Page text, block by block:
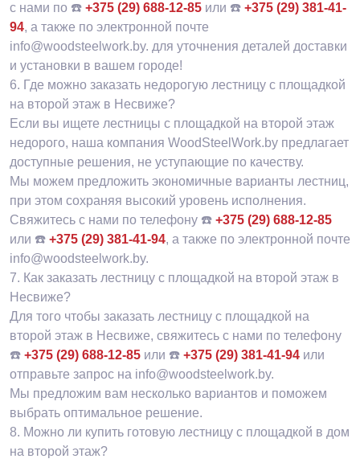
с нами по ☎️ +375 (29) 688-12-85 или ☎️ +375 (29) 381-41-
94, а также по электронной почте
info@woodsteelwork.by. для уточнения деталей доставки
и установки в вашем городе!
6. Где можно заказать недорогую лестницу с площадкой
на второй этаж в Несвиже?
Если вы ищете лестницы с площадкой на второй этаж
недорого, наша компания WoodSteelWork.by предлагает
доступные решения, не уступающие по качеству.
Мы можем предложить экономичные варианты лестниц,
при этом сохраняя высокий уровень исполнения.
Свяжитесь с нами по телефону ☎️ +375 (29) 688-12-85
или ☎️ +375 (29) 381-41-94, а также по электронной почте
info@woodsteelwork.by.
7. Как заказать лестницу с площадкой на второй этаж в
Несвиже?
Для того чтобы заказать лестницу с площадкой на
второй этаж в Несвиже, свяжитесь с нами по телефону
☎️ +375 (29) 688-12-85 или ☎️ +375 (29) 381-41-94 или
отправьте запрос на info@woodsteelwork.by.
Мы предложим вам несколько вариантов и поможем
выбрать оптимальное решение.
8. Можно ли купить готовую лестницу с площадкой в дом
на второй этаж?